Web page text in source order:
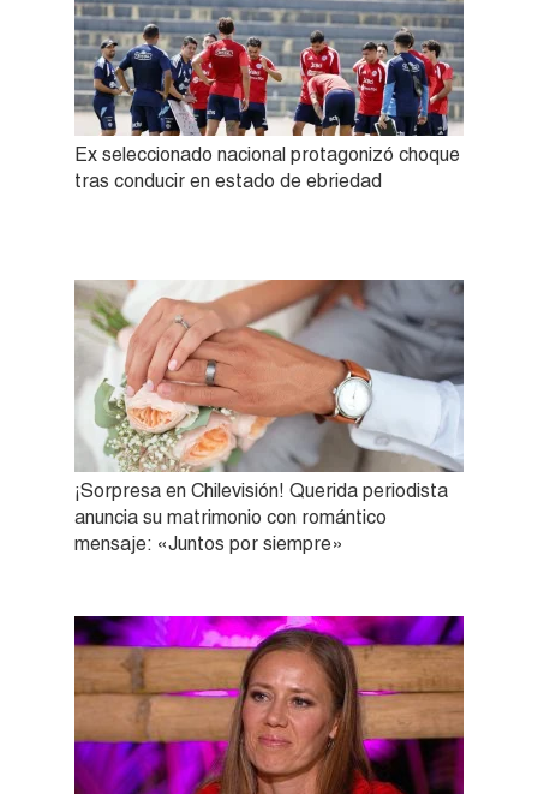
Ex seleccionado nacional protagonizó choque
tras conducir en estado de ebriedad
¡Sorpresa en Chilevisión! Querida periodista
anuncia su matrimonio con romántico
mensaje: «Juntos por siempre»